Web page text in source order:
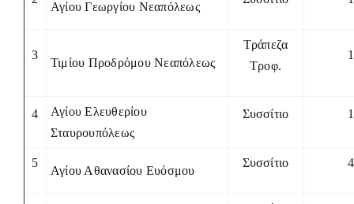
Αγίου Γεωργίου Νεαπόλεως
3
Τιμίου Προδρόμου Νεαπόλεως
Τράπεζα
Τροφ.
4
Αγίου Ελευθερίου
Σταυρουπόλεως
Συσσίτιο
5
Αγίου Αθανασίου Ευόσμου
Συσσίτιο